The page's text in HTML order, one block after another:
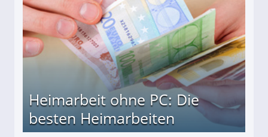
Heimarbeit ohne PC: Die
besten Heimarbeiten